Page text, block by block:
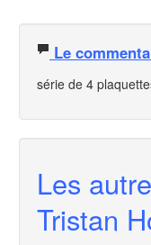
Le
série de 4
Les
Tristan